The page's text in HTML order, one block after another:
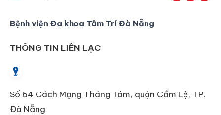
Bệnh viện Đa khoa Tâm Trí Đà Nẵng
THÔNG TIN LIÊN LẠC
Số 64 Cách Mạng Tháng Tám, quận Cẩm Lệ, TP.
Đà Nẵng